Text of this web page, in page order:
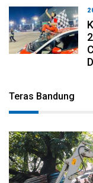
Teras Bandung